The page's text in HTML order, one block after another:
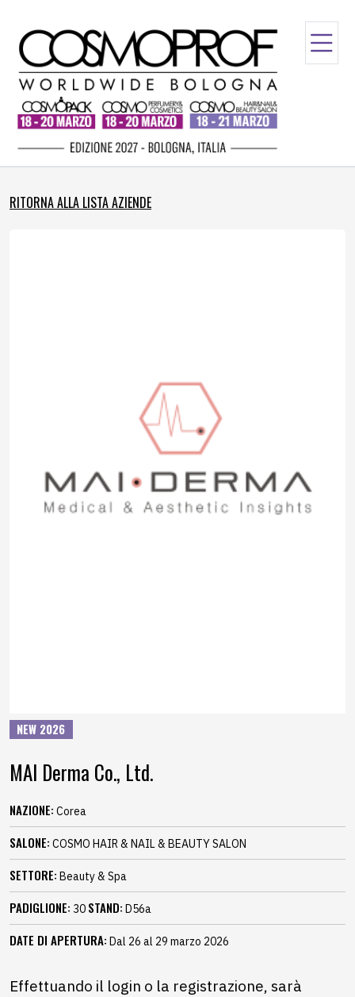
RITORNA ALLA LISTA AZIENDE
NEW 2026
MAI Derma Co., Ltd.
NAZIONE: Corea
SALONE: COSMO HAIR & NAIL & BEAUTY SALON
SETTORE: Beauty & Spa
PADIGLIONE: 30 STAND: D56a
DATE DI APERTURA: Dal 26 al 29 marzo 2026
Effettuando il login o la registrazione, sarà